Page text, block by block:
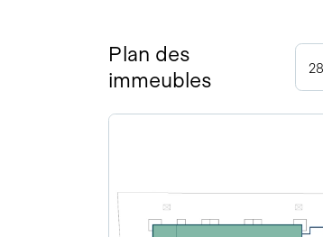
Plan des
immeubles